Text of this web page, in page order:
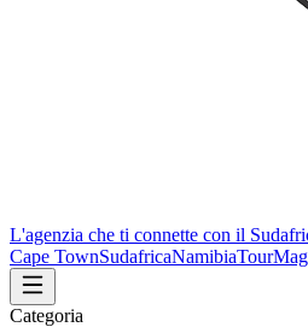
L'agenzia che ti connette con il
Cape TownSudafricaNamibiaTour
Categoria